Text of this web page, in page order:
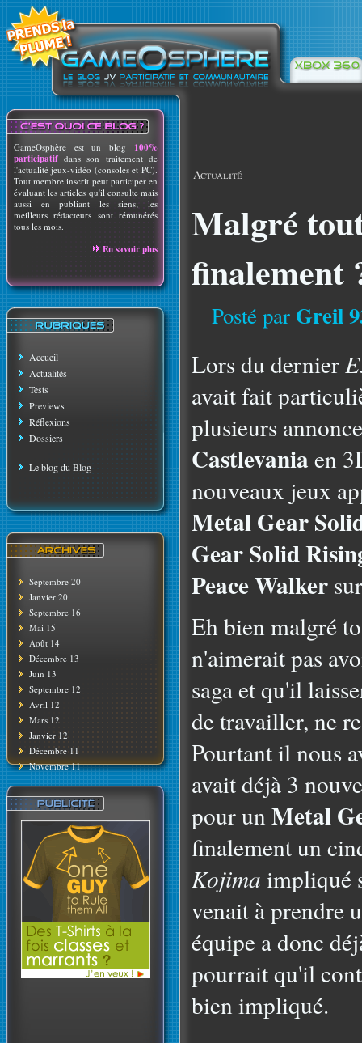
GameOsphère est un blog 100%
participatif dans son traitement de
l'actualité jeux-vidéo (consoles et PC).
Tout membre inscrit peut participer en
évaluant les articles qu'il consulte mais
aussi en publiant les siens; les
meilleurs rédacteurs sont rémunérés
tous les mois.
En savoir plus
Accueil
Actualités
Tests
Previews
Réflexions
Dossiers
Le blog du Blog
Septembre 20
Janvier 20
Septembre 16
Mai 15
Août 14
Décembre 13
Juin 13
Septembre 12
Avril 12
Mars 12
Janvier 12
Décembre 11
Novembre 11
Actualité
Malgré
finalement
Posté par Greil
Lors du dernier
avait fait
plusieurs
Castlevania en
nouveaux jeux
Metal Gear
Gear Solid
Peace Walker
Eh bien malgré
n'aimerait pas
saga et qu'il
de travailler, ne
Pourtant il nous
avait déjà 3
pour un Metal
finalement un
Kojima impliqué
venait à prendre
équipe a donc
pourrait qu'il
bien impliqué.